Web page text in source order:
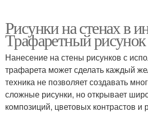
Рисунки на стенах в
Трафаретный рисунок
Нанесение на стены рисунков с
трафарета может сделать каждый
техника не позволяет создавать
сложные рисунки, но открывает
композиций, цветовых контрастов и